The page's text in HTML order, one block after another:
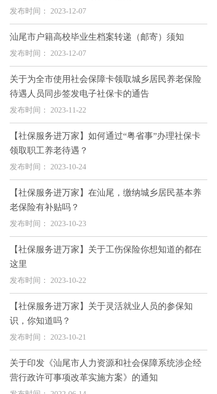
发布时间： 2023-12-07
汕尾市户籍高校毕业生档案转递（邮寄）须知
发布时间： 2023-12-07
关于为全市使用社会保障卡领取城乡居民养老保险
待遇人员同步签发电子社保卡的通告
发布时间： 2023-11-22
【社保服务进万家】如何通过“粤省事”办理社保卡
领取职工养老待遇？
发布时间： 2023-10-24
【社保服务进万家】在汕尾，缴纳城乡居民基本养
老保险有补贴吗？
发布时间： 2023-10-23
【社保服务进万家】关于工伤保险你想知道的都在
这里
发布时间： 2023-10-22
【社保服务进万家】关于灵活就业人员的参保知
识，你知道吗？
发布时间： 2023-10-21
关于印发《汕尾市人力资源和社会保障系统涉企经
营行政许可事项改革实施方案》的通知